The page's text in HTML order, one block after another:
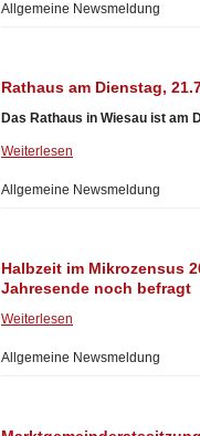
Allgemeine Newsmeldung
Rathaus am Dienstag,
Das Rathaus in Wiesau ist am
Weiterlesen
Allgemeine Newsmeldung
Halbzeit im Mikrozensus
Jahresende noch befragt
Weiterlesen
Allgemeine Newsmeldung